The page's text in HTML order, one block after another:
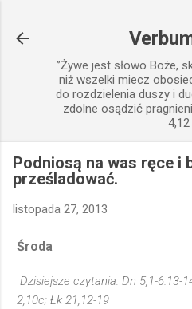
”Żywe jest słowo Boże,
niż wszelki miecz
do rozdzielenia duszy i
zdolne osądzić
4,12
Podniosą na was ręce i
prześladować.
listopada 27, 2013
Środa
Dzisiejsze czytania: Dn 5,1-6.13-
2,10c; Łk 21,12-19